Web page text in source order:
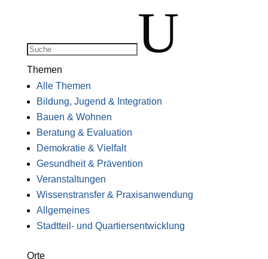
U
Themen
Alle Themen
Bildung, Jugend & Integration
Bauen & Wohnen
Beratung & Evaluation
Demokratie & Vielfalt
Gesundheit & Prävention
Veranstaltungen
Wissenstransfer & Praxisanwendung
Allgemeines
Stadtteil- und Quartiersentwicklung
Orte